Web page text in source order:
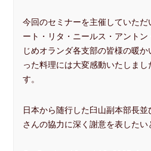
今回のセミナーを主催していた
ート・リタ・ニールス・アント
じめオランダ各支部の皆様の暖
った料理には大変感動いたしま
す。
日本から随行した臼山副本部長
さんの協力に深く謝意を表したい